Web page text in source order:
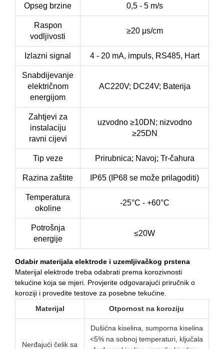
Opseg brzine 0,5 - 5 m/s
Raspon
vodljivosti
≥20 μs/cm
Izlazni signal 4 - 20 mA, impuls, RS485, Hart
Snabdijevanje
električnom
energijom
AC220V; DC24V; Baterija
Zahtjevi za
instalaciju
ravni cijevi
uzvodno ≥10DN; nizvodno
≥25DN
Tip veze Prirubnica; Navoj; Tr-čahura
Razina zaštite IP65 (IP68 se može prilagoditi)
Temperatura
okoline
-25°C - +60°C
Potrošnja
energije
≤20W
Odabir materijala elektrode i uzemljivačkog prstena
Materijal elektrode treba odabrati prema korozivnosti
tekućine koja se mjeri. Provjerite odgovarajući priručnik o
koroziji i provedite testove za posebne tekućine.
Materijal
Otpornost na koroziju
Nerđajući čelik sa
Dušićna kiselina, sumporna kiselina
<5% na sobnoj temperaturi, ključala